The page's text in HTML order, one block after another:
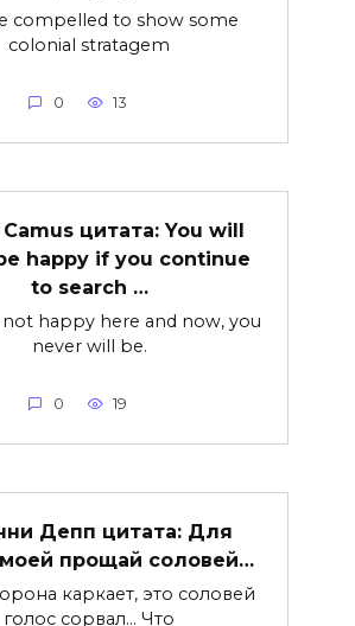
compelled to show some
colonial stratagem
0 13
цитата: You will
happy if you continue
to search …
not happy here and now, you
never will be.
0 19
Депп цитата: Для
прощай соловей…
каркает, это соловей
голос сорвал… Что